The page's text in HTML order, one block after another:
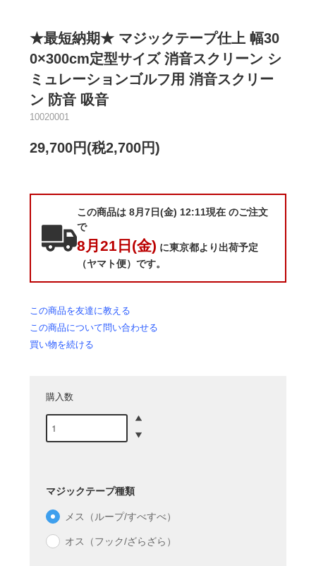
★最短納期★ マジックテープ仕上 幅30
0×300cm定型サイズ 消音スクリーン シ
ミュレーションゴルフ用 消音スクリー
ン 防音 吸音
10020001
29,700円(税2,700円)
この商品は 8月7日(金) 12:11現在 のご注文
で
8月21日(金) に東京都より出荷予定
（ヤマト便）です。
この商品を友達に教える
この商品について問い合わせる
買い物を続ける
購入数
マジックテープ種類
メス（ループ/すべすべ）
オス（フック/ざらざら）